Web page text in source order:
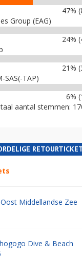
47%
Group (EAG)
24%
21%
SAS(-TAP)
6%
aantal stemmen:
Middellandse Zee
Dive & Beach